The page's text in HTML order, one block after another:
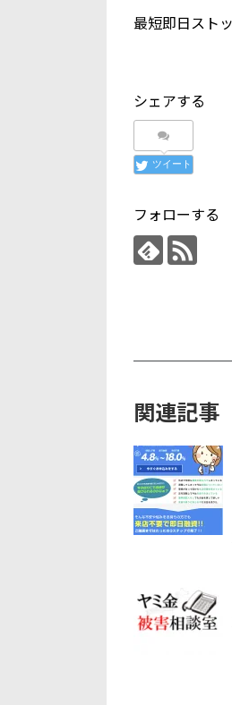
最短即日スト
シェアする
ツイート
フォローする
関連記事